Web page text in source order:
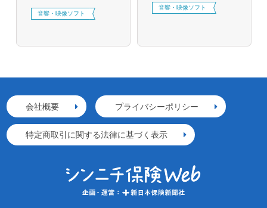
音響・映像ソフト
音響・映像ソフト
会社概要 プライバシーポリシー
特定商取引に関する法律に基づく表示